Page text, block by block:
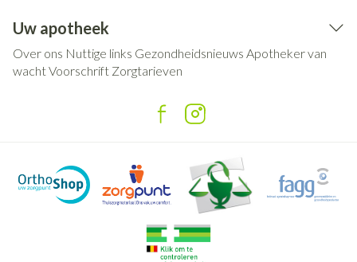
Uw apotheek
Over ons Nuttige links Gezondheidsnieuws Apotheker van
wachtVoorschrift Zorgtarieven